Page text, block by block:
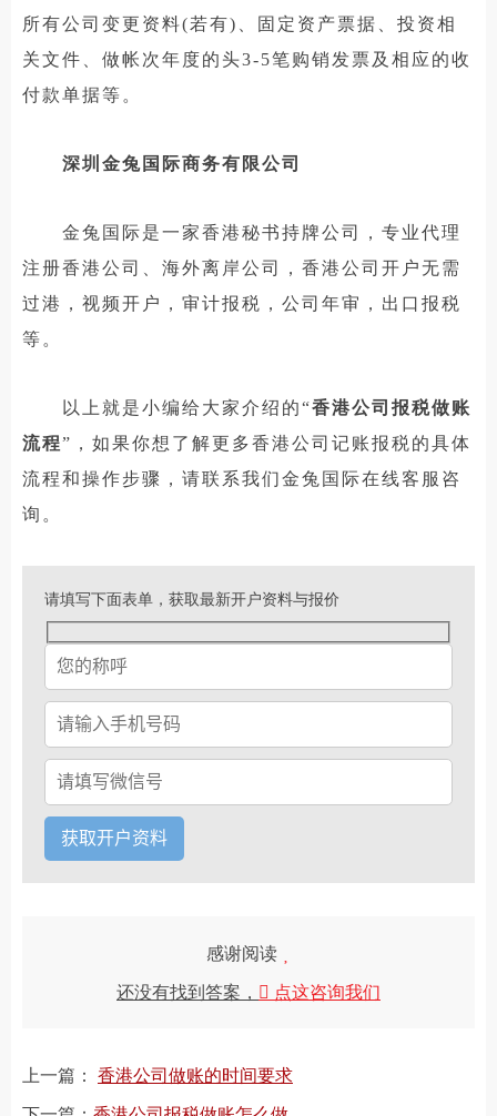
所有公司变更资料(若有)、固定资产票据、投资相
关文件、做帐次年度的头3-5笔购销发票及相应的收
付款单据等。
深圳金兔国际商务有限公司
金兔国际是一家香港秘书持牌公司，专业代理
注册香港公司、海外离岸公司，香港公司开户无需
过港，视频开户，审计报税，公司年审，出口报税
等。
以上就是小编给大家介绍的“香港公司报税做账
流程”，如果你想了解更多香港公司记账报税的具体
流程和操作步骤，请联系我们金兔国际在线客服咨
询。
请填写下面表单，获取最新开户资料与报价
感谢阅读
还没有找到答案， 点这咨询我们
上一篇： 香港公司做账的时间要求